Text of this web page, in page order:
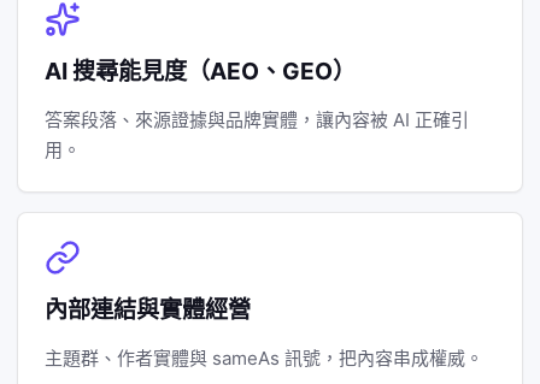
AI 搜尋能見度（AEO、GEO）
答案段落、來源證據與品牌實體，讓內容被 AI 正確引
用。
內部連結與實體經營
主題群、作者實體與 sameAs 訊號，把內容串成權威。